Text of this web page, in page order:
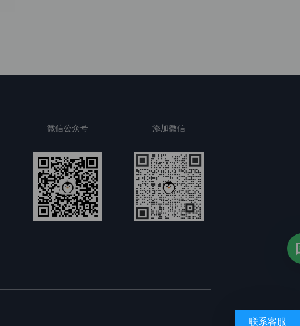
联系客服
微信公众号 添加微信